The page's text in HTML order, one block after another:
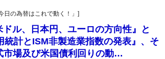
の為替はこれで動く！」]
ル、日本円、ユーロの方向性』と
統計とISM非製造業指数の発表』、そ
市場及び米国債利回りの動…